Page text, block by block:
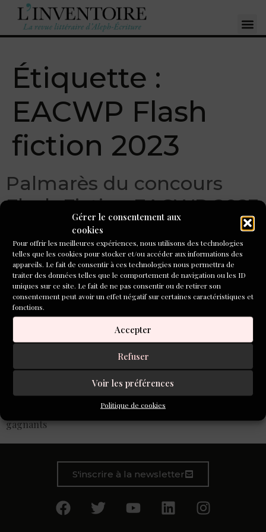
Gérer le consentement aux
cookies
Pour offrir les meilleures expériences, nous utilisons des technologies
telles que les cookies pour stocker et/ou accéder aux informations des
appareils. Le fait de consentir à ces technologies nous permettra de
traiter des données telles que le comportement de navigation ou les ID
uniques sur ce site. Le fait de ne pas consentir ou de retirer son
consentement peut avoir un effet négatif sur certaines caractéristiques et
fonctions.
Accepter
Refuser
Voir les préférences
Politique de cookies
Étiquette :
EACWP Flash
fiction 2023
Palmarès du concours
Flash Fiction EACWP 2023
Palmarès Flash fiction EACWP 2023 : 1000 textes
participants au Concours Européen ! Découvrez les 3
gagnants
S'inscrire à la newsletter